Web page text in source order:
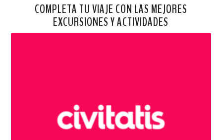
COMPLETA TU VIAJE CON LAS MEJORES
EXCURSIONES Y ACTIVIDADES